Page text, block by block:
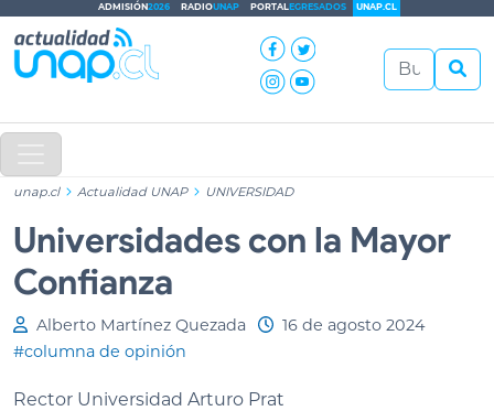
ADMISIÓN2026 RADIOUNAP PORTALEGRESADOS UNAP.CL
unap.cl Actualidad UNAP UNIVERSIDAD
Universidades con la Mayor
Confianza
Alberto Martínez Quezada
16 de agosto 2024
#columna de opinión
Rector Universidad Arturo Prat